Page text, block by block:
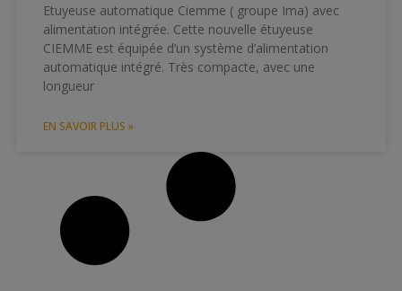
Etuyeuse automatique Ciemme ( groupe Ima) avec
alimentation intégrée. Cette nouvelle étuyeuse
CIEMME est équipée d’un système d’alimentation
automatique intégré. Très compacte, avec une
longueur
EN SAVOIR PLUS »